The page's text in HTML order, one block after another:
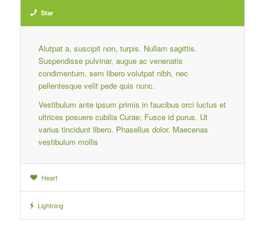
Star
Alutpat a, suscipit non, turpis. Nullam sagittis.
Suspendisse pulvinar, augue ac venenatis
condimentum, sem libero volutpat nibh, nec
pellentesque velit pede quis nunc.
Vestibulum ante ipsum primis in faucibus orci luctus et
ultrices posuere cubilia Curae; Fusce id purus. Ut
varius tincidunt libero. Phasellus dolor. Maecenas
vestibulum mollis
Heart
Lightning